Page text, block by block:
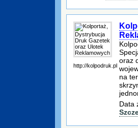
http://kolpodruk.pl
oraz
na
Data